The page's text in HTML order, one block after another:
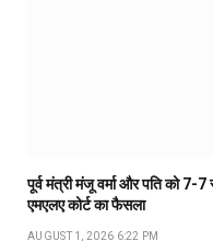
पूर्व मंत्री मंजू वर्मा और पति को 7-
एमएलए कोर्ट का फैसला
AUGUST 1, 2026 6:22 PM